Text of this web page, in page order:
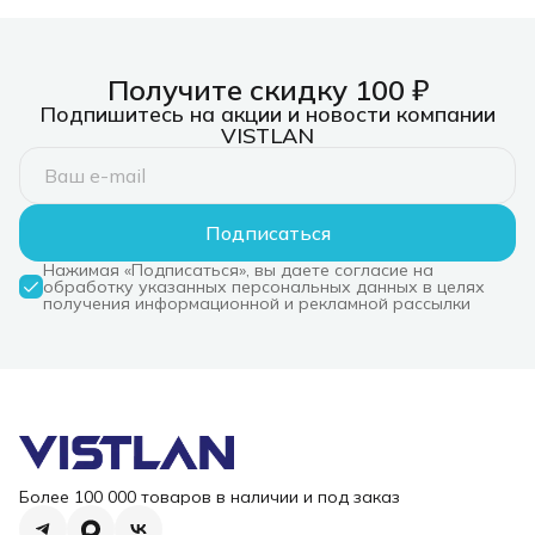
Получите скидку 100 ₽
Подпишитесь на акции и новости компании
VISTLAN
Подписаться
Нажимая «Подписаться», вы даете согласие на
обработку указанных персональных данных в целях
получения информационной и рекламной рассылки
Более 100 000 товаров в наличии и под заказ